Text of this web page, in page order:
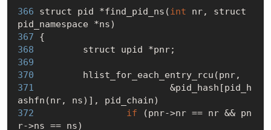
366 struct pid *find_pid_ns(int nr, struct
367
368
369
370
371
                        &pid_hash[pid_h
372
if (pnr->nr == nr && pn